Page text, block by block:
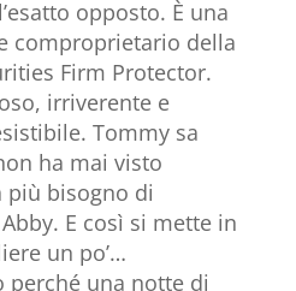
opposto. È una
comproprietario della
Firm Protector.
irriverente e
Tommy sa
ha mai visto
più bisogno di
E così si mette in
un po’…
una notte di